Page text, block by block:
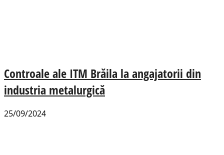
Controale ale ITM Brăila la angajatorii din
industria metalurgică
25/09/2024